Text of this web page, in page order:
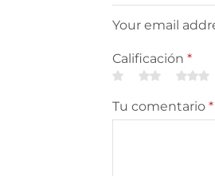
Your email
Calificación *
Tu comentario *